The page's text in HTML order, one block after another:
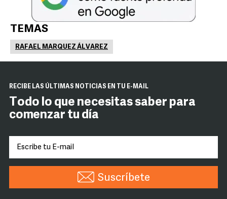
TEMAS
RAFAEL MARQUEZ ÁLVAREZ
RECIBE LAS ÚLTIMAS NOTICIAS EN TU E-MAIL
Todo lo que necesitas saber para
comenzar tu día
Suscríbete